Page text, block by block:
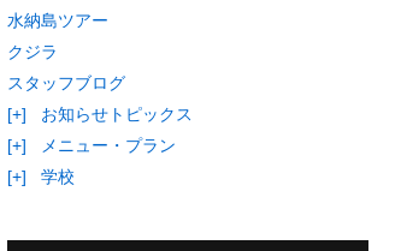
水納島ツアー
クジラ
スタッフブログ
[+]
お知らせトピックス
[+]
メニュー・プラン
[+]
学校